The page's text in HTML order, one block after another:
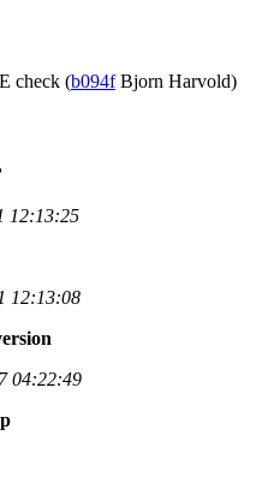
check (b094fBjorn Harvold)
12:13:25
12:13:08
04:22:49